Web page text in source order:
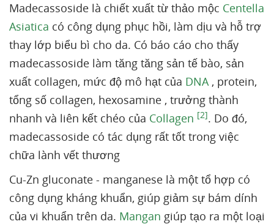
Madecassoside là chiết xuất từ thảo mộc Centella
Asiatica có công dụng phục hồi, làm dịu và hỗ trợ
thay lớp biểu bì cho da. Có báo cáo cho thấy
madecassoside làm tăng tăng sản tế bào, sản
xuất collagen, mức độ mô hạt của DNA, protein,
tổng số collagen, hexosamine , trưởng thành
nhanh và liên kết chéo của Collagen [2]. Do đó,
madecassoside có tác dụng rất tốt trong việc
chữa lành vết thương
Cu-Zn gluconate - manganese là một tổ hợp có
công dụng kháng khuẩn, giúp giảm sự bám dính
của vi khuẩn trên da. Mangan giúp tạo ra một loại